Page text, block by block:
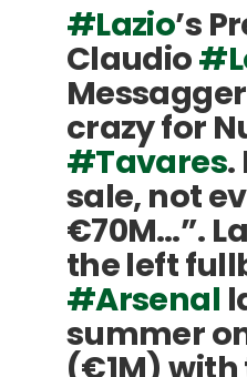
#Lazio’s
Claudio
crazy for
#Tavares.
sale, not
€70M…”.
the left
#Arsenal
summer
(€1M) with